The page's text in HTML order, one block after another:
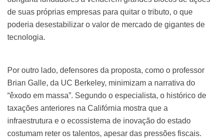
de suas próprias empresas para quitar o tributo, o que
poderia desestabilizar o valor de mercado de gigantes de
tecnologia.
Por outro lado, defensores da proposta, como o professor
Brian Galle, da UC Berkeley, minimizam a narrativa do
“êxodo em massa”. Segundo o especialista, o histórico de
taxações anteriores na Califórnia mostra que a
infraestrutura e o ecossistema de inovação do estado
costumam reter os talentos, apesar das pressões fiscais.